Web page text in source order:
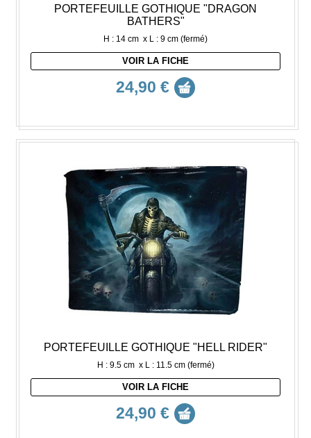
PORTEFEUILLE GOTHIQUE "DRAGON
BATHERS"
H : 14 cm x L : 9 cm (fermé)
VOIR LA FICHE
24,90 €
PORTEFEUILLE GOTHIQUE "HELL RIDER"
H : 9.5 cm x L : 11.5 cm (fermé)
VOIR LA FICHE
24,90 €